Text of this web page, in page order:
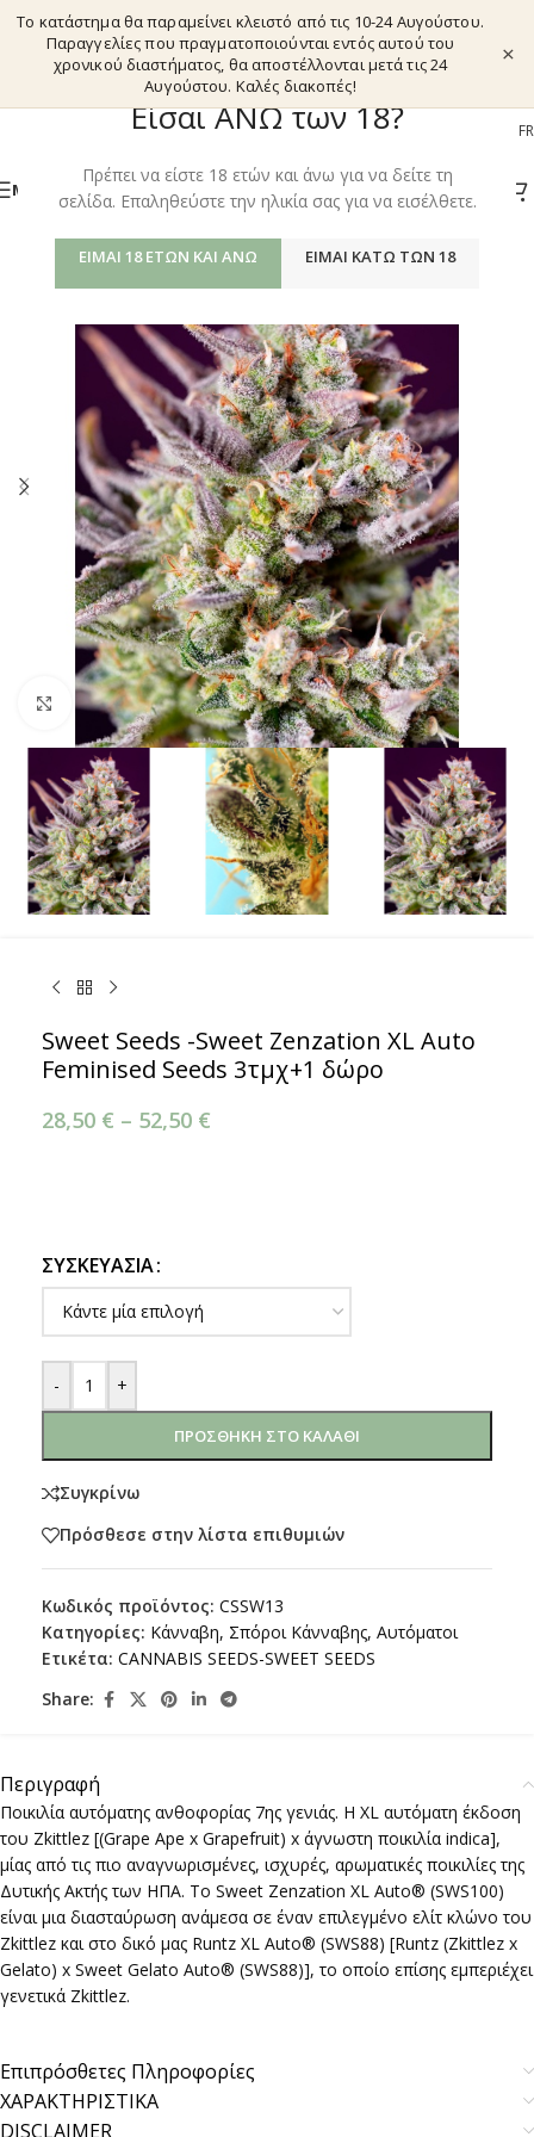
Είσαι ΑΝΩ των 18?
Πρέπει να είστε 18 ετών και άνω για να δείτε τη
σελίδα. Επαληθεύστε την ηλικία σας για να εισέλθετε.
ΕΊΜΑΙ 18 ΕΤΏΝ ΚΑΙ ΆΝΩ ΕΊΜΑΙ ΚΆΤΩ ΤΩΝ 18
Το κατάστημα θα παραμείνει κλειστό από τις 10-24 Αυγούστου.
Παραγγελίες που πραγματοποιούνται εντός αυτού του
χρονικού διαστήματος, θα αποστέλλονται μετά τις 24
Αυγούστου. Καλές διακοπές!
×
EL FR
ΜΕΝΟΎ
Κάντε κλικ για μεγέθυνση
Sweet Seeds -Sweet Zenzation XL Auto
Feminised Seeds 3τμχ+1 δώρο
28,50 € – 52,50 €
ΣΥΣΚΕΥΑΣΊΑ
- +
ΠΡΟΣΘΉΚΗ ΣΤΟ ΚΑΛΆΘΙ
Συγκρίνω
Πρόσθεσε στην λίστα επιθυμιών
Κωδικός προϊόντος: CSSW13
Κατηγορίες: Κάνναβη, Σπόροι Κάνναβης, Αυτόματοι
Ετικέτα: CANNABIS SEEDS-SWEET SEEDS
Share:
Περιγραφή
Ποικιλία αυτόματης ανθοφορίας 7ης γενιάς. Η XL αυτόματη έκδοση
του Zkittlez [(Grape Ape x Grapefruit) x άγνωστη ποικιλία indica],
μίας από τις πιο αναγνωρισμένες, ισχυρές, αρωματικές ποικιλίες της
Δυτικής Ακτής των ΗΠΑ. Το Sweet Zenzation XL Auto® (SWS100)
είναι μια διασταύρωση ανάμεσα σε έναν επιλεγμένο ελίτ κλώνο του
Zkittlez και στο δικό μας Runtz XL Auto® (SWS88) [Runtz (Zkittlez x
Gelato) x Sweet Gelato Auto® (SWS88)], το οποίο επίσης εμπεριέχει
γενετικά Zkittlez.
Επιπρόσθετες Πληροφορίες
ΧΑΡΑΚΤΗΡΙΣΤΙΚΑ
DISCLAIMER